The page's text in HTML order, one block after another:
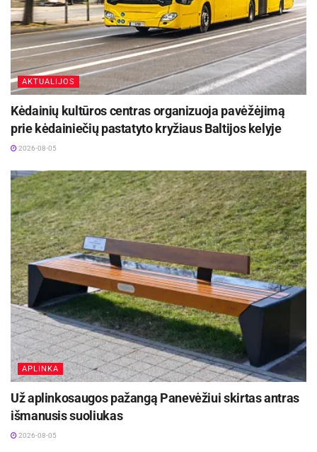
AKTUALIJOS
Kėdainių kultūros centras organizuoja pavėžėjimą
prie kėdainiečių pastatyto kryžiaus Baltijos kelyje
2026-08-05
APLINKA
Už aplinkosaugos pažangą Panevėžiui skirtas antras
išmanusis suoliukas
2026-08-05